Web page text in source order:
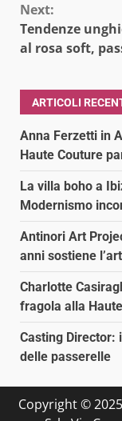
Next:
Tendenze
al rosa soft,
ARTICOLI
Anna Ferzetti in
Haute Couture
La villa boho a
Modernismo
Antinori Art
anni sostiene
Charlotte
fragola alla
Casting Director:
delle passerelle
Copyright ©